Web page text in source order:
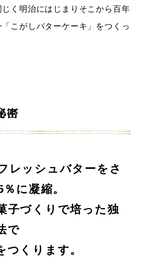
く明治にはじまりそこから百年
こがしバターケーキ」をつくっ
密
レッシュバターをさ
に凝縮。
子づくりで培った独
で
つくります。